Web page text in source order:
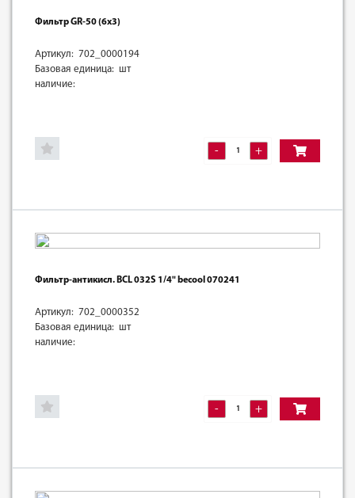
Фильтр GR-50 (6х3)
Артикул: 702_0000194
Базовая единица: шт
наличие:
- +
Фильтр-антикисл. BCL 032S 1/4" becool 070241
Артикул: 702_0000352
Базовая единица: шт
наличие:
- +